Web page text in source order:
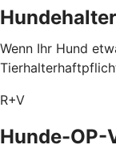
Wenn Ihr Hund
R+V
Hunde-OP-